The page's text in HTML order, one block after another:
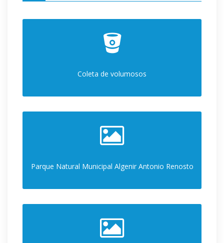
Coleta de volumosos
Parque Natural Municipal Algenir Antonio Renosto